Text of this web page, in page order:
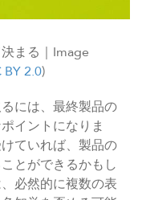
まる｜Image
BY 2.0)
には、最終製品の
イントになりま
ていれば、製品の
とができるかもし
必然的に複数の表